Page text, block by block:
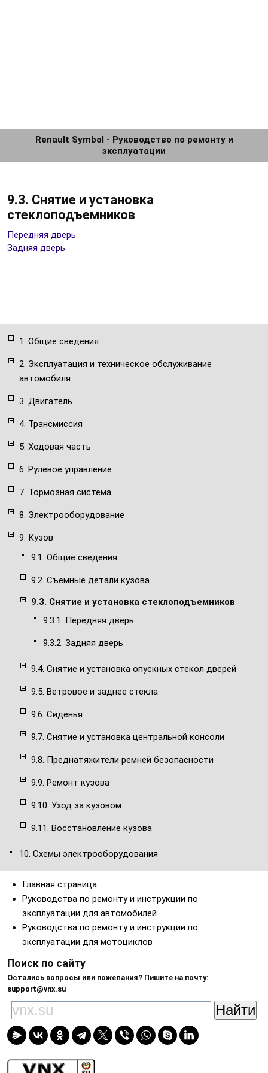
Renault Symbol - Руководство по ремонту и
эксплуатации
1. Общие сведения
2. Эксплуатация и техническое обслуживание
автомобиля
3. Двигатель
4. Трансмиссия
5. Ходовая часть
6. Рулевое управление
7. Тормозная система
8. Электрооборудование
9. Кузов
9.1. Общие сведения
9.2. Съемные детали кузова
9.3. Снятие и установка стеклоподъемников
9.3.1. Передняя дверь
9.3.2. Задняя дверь
9.4. Снятие и установка опускных стекол дверей
9.5. Ветровое и заднее стекла
9.6. Сиденья
9.7. Снятие и установка центральной консоли
9.8. Преднатяжители ремней безопасности
9.9. Ремонт кузова
9.10. Уход за кузовом
9.11. Восстановление кузова
10. Схемы электрооборудования
9.3. Снятие и установка
стеклоподъемников
Передняя дверь
Задняя дверь
Главная страница
Руководства по ремонту и инструкции по
эксплуатации для автомобилей
Руководства по ремонту и инструкции по
эксплуатации для мотоциклов
Поиск по сайту
Остались вопросы или пожелания? Пишите на почту:
support@vnx.su